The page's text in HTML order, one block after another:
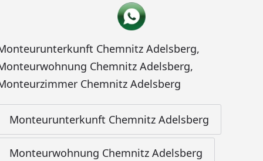
Chemnitz Adelsberg,
Chemnitz Adelsberg,
Chemnitz Adelsberg
Monteurunterkunft Chemnitz Adelsberg
Monteurwohnung Chemnitz Adelsberg